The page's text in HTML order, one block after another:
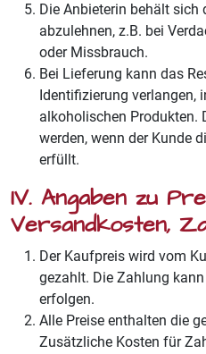
Die Anbieterin behält sich
abzulehnen, z.B. bei
oder Missbrauch.
Bei Lieferung kann das
Identifizierung verlangen,
alkoholischen Produkten.
werden, wenn der Kunde
erfüllt.
IV. Angaben zu
Versandkosten,
Der Kaufpreis wird vom
gezahlt. Die Zahlung
erfolgen.
Alle Preise enthalten die
Zusätzliche Kosten für